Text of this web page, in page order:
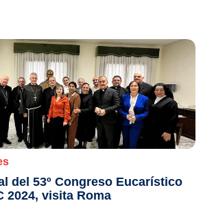
del 53º Congreso Eucarístico
2024, visita Roma